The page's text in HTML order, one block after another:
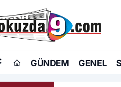
GÜNDEM GENEL